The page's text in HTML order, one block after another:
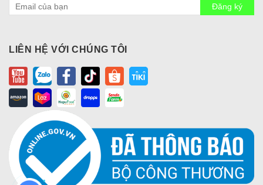
Đăng ký
LIÊN HỆ VỚI CHÚNG TÔI